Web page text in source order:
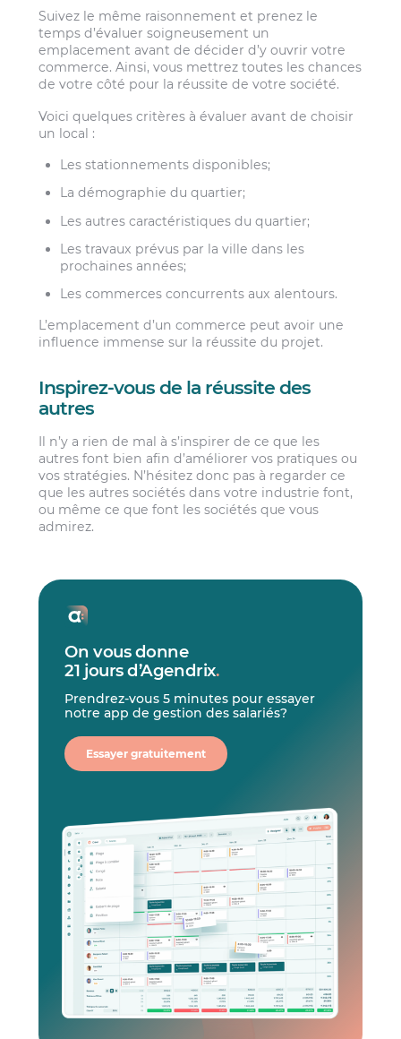
Suivez le même raisonnement et prenez le
temps d’évaluer soigneusement un
emplacement avant de décider d’y ouvrir votre
commerce. Ainsi, vous mettrez toutes les chances
de votre côté pour la réussite de votre société.
Voici quelques critères à évaluer avant de choisir
un local :
Les stationnements disponibles;
La démographie du quartier;
Les autres caractéristiques du quartier;
Les travaux prévus par la ville dans les
prochaines années;
Les commerces concurrents aux alentours.
L’emplacement d’un commerce peut avoir une
influence immense sur la réussite du projet.
Inspirez-vous de la réussite des
autres
Il n’y a rien de mal à s’inspirer de ce que les
autres font bien afin d’améliorer vos pratiques ou
vos stratégies. N’hésitez donc pas à regarder ce
que les autres sociétés dans votre industrie font,
ou même ce que font les sociétés que vous
admirez.
On vous donne
21 jours d’Agendrix.
Prendrez-vous 5 minutes pour essayer
notre app de gestion des salariés?
Essayer gratuitement